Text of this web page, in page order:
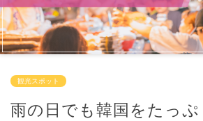
観光スポット
雨の日でも韓国をたっぷ